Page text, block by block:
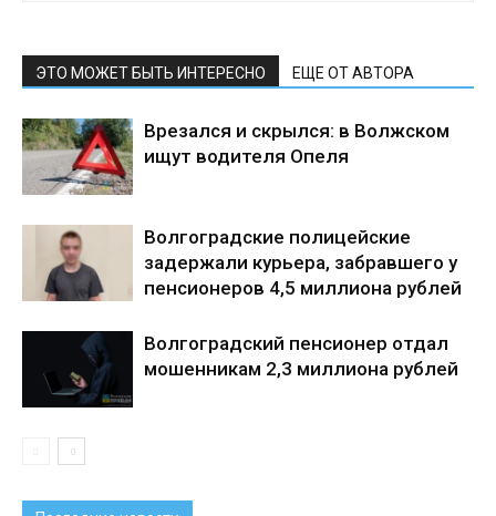
ЭТО МОЖЕТ БЫТЬ ИНТЕРЕСНО ЕЩЕ ОТ АВТОРА
Врезался и скрылся: в Волжском
ищут водителя Опеля
Волгоградские полицейские
задержали курьера, забравшего у
пенсионеров 4,5 миллиона рублей
Волгоградский пенсионер отдал
мошенникам 2,3 миллиона рублей